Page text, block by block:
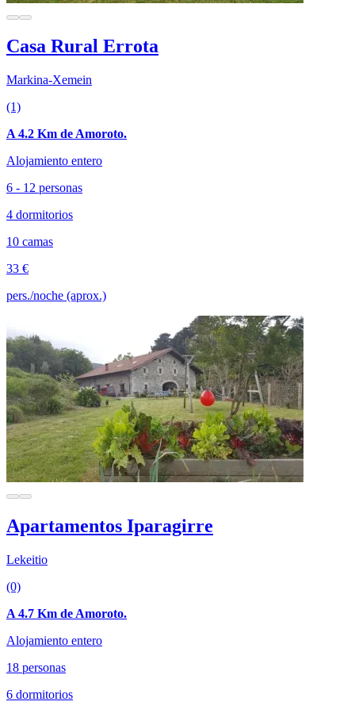
Casa Rural Errota
Markina-Xemein
(1)
A 4.2 Km de Amoroto.
Alojamiento entero
6 - 12 personas
4 dormitorios
10 camas
33 €
pers./noche (aprox.)
Apartamentos Iparagirre
Lekeitio
(0)
A 4.7 Km de Amoroto.
Alojamiento entero
18 personas
6 dormitorios